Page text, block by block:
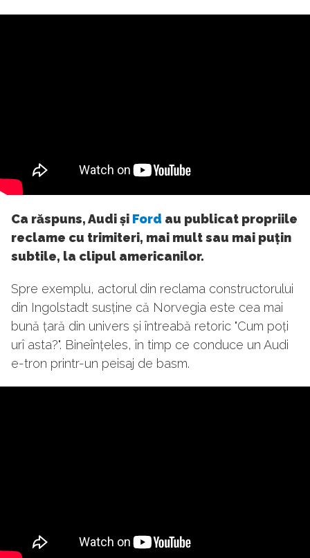
Ca răspuns, Audi și Ford au publicat propriile
reclame cu trimiteri, mai mult sau mai puțin
subtile, la clipul americanilor.
Spre exemplu, actorul din reclama constructorului
din Ingolstadt susține că Norvegia este cea mai
bună țară din univers și întreabă retoric "Cum poți
urî asta?". Bineînțeles, în timp ce conduce un Audi
e-tron printr-un peisaj de basm.